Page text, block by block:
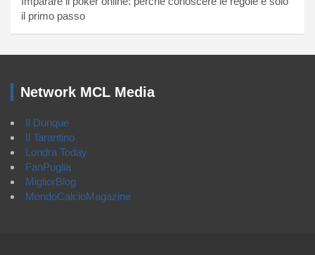
il primo passo
Network MCL Media
Il Dunque
Il Tarantino
Londra Today
FanPuglia
MigliorBlog
MondoCalcioMagazine